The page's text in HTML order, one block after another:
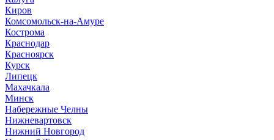
Киров
Комсомольск-на-Амуре
Кострома
Краснодар
Красноярск
Курск
Липецк
Махачкала
Минск
Набережные Челны
Нижневартовск
Нижний Новгород